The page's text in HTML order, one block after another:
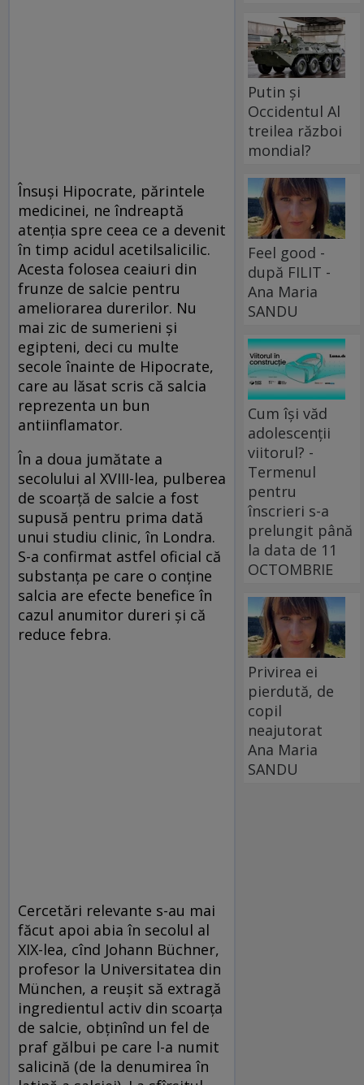
Însuși Hipocrate, părintele
medicinei, ne îndreaptă
atenția spre ceea ce a devenit
în timp acidul acetilsalicilic.
Acesta folosea ceaiuri din
frunze de salcie pentru
ameliorarea durerilor. Nu
mai zic de sumerieni și
egipteni, deci cu multe
secole înainte de Hipocrate,
care au lăsat scris că salcia
reprezenta un bun
antiinflamator.
În a doua jumătate a
secolului al XVIII-lea, pulberea
de scoarță de salcie a fost
supusă pentru prima dată
unui studiu clinic, în Londra.
S-a confirmat astfel oficial că
substanța pe care o conține
salcia are efecte benefice în
cazul anumitor dureri și că
reduce febra.
Cercetări relevante s-au mai
făcut apoi abia în secolul al
XIX-lea, cînd Johann Büchner,
profesor la Universitatea din
München, a reușit să extragă
ingredientul activ din scoarța
de salcie, obținînd un fel de
praf gălbui pe care l-a numit
salicină (de la denumirea în
Putin și
Occidentul Al
treilea război
mondial?
Feel good -
după FILIT -
Ana Maria
SANDU
Cum își văd
adolescenții
viitorul? -
Termenul
pentru
înscrieri s-a
prelungit până
la data de 11
OCTOMBRIE
Privirea ei
pierdută, de
copil
neajutorat
Ana Maria
SANDU